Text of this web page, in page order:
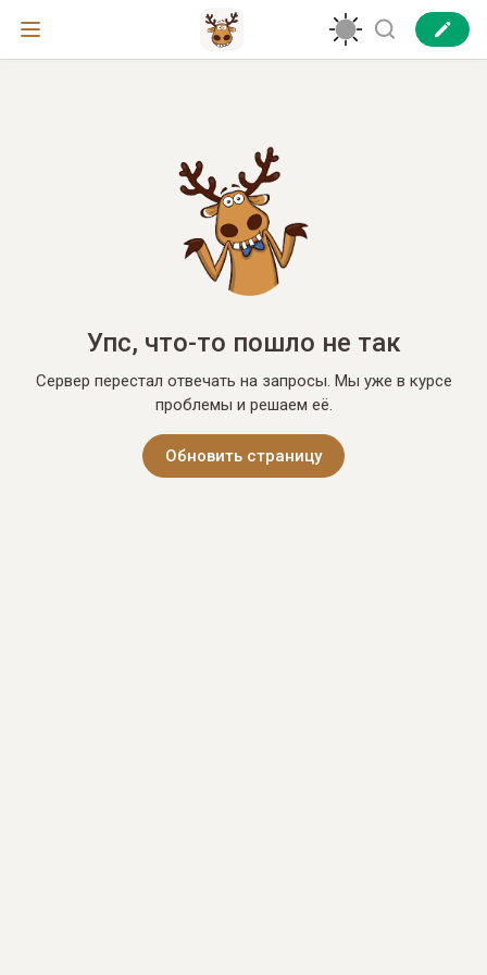
Упс, что-то пошло не так
Сервер перестал отвечать на запросы. Мы уже в курсе
проблемы и решаем её.
Обновить страницу